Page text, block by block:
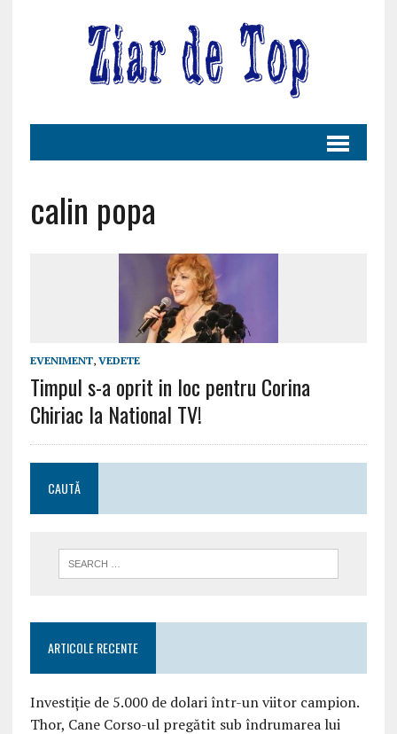
calin popa
EVENIMENT, VEDETE
Timpul s-a oprit in loc pentru Corina
Chiriac la National TV!
CAUTĂ
ARTICOLE RECENTE
Investiție de 5.000 de dolari într-un viitor campion.
Thor, Cane Corso-ul pregătit sub îndrumarea lui